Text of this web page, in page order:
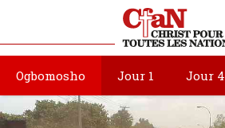
Ogbomosho Jour 1 Jour 4